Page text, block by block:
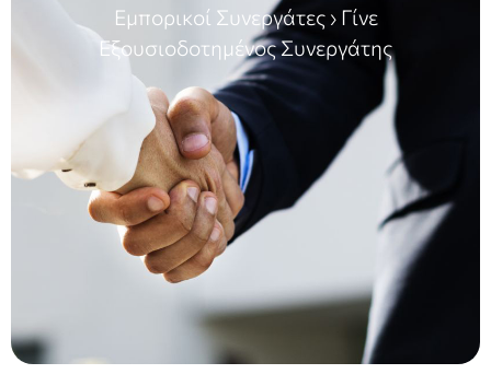
Εμπορικοί Συνεργάτες› Γίνε
Εξουσιοδοτημένος Συνεργάτης